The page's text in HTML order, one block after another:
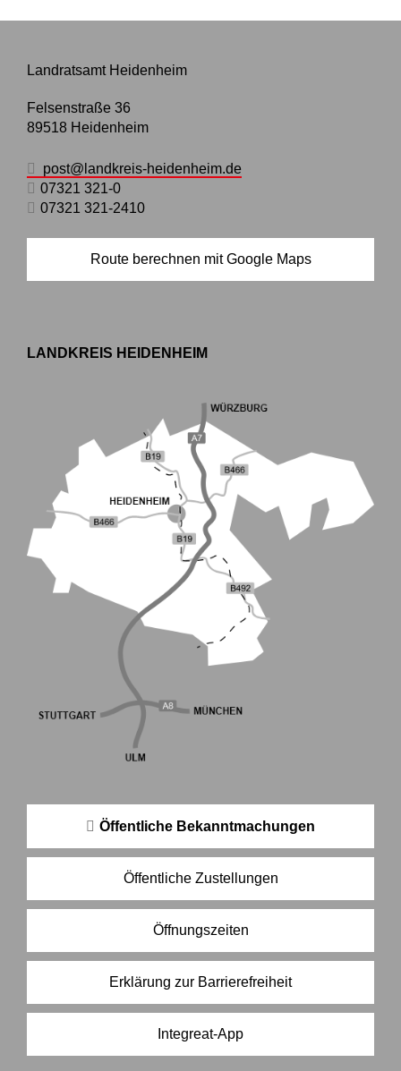
Landratsamt Heidenheim
Felsenstraße 36
89518 Heidenheim
post@landkreis-heidenheim.de
07321 321-0
07321 321-2410
Route berechnen mit Google Maps
LANDKREIS HEIDENHEIM
Öffentliche Bekanntmachungen
Öffentliche Zustellungen
Öffnungszeiten
Erklärung zur Barrierefreiheit
Integreat-App